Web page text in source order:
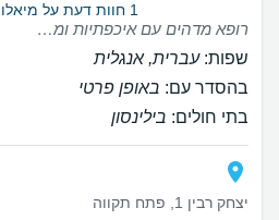
1 חוות דעת על מיאלומה (סרטן במח העצם)
רופא מדהים עם איכפתיות ומקצועיות לא מחליף אותו לעולם
שפות:עברית, אנגלית
בהסדר עם: באופן פרטי
בתי חולים: בילינסון
יצחק רבין 1, פתח תקווה